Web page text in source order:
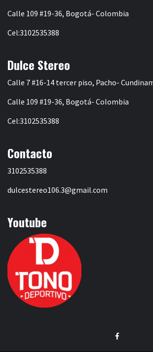
Calle 109 #19-36, Bogotá- Colombia
Cel:3102535388
Dulce Stereo
Calle 7 #16-14 tercer piso, Pacho-
Calle 109 #19-36, Bogotá- Colombia
Cel:3102535388
Contacto
3102535388
dulcestereo106.3@gmail.com
Youtube
Facebook